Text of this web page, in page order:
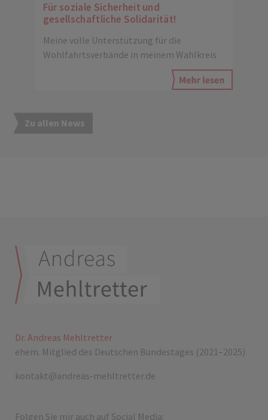
Für soziale Sicherheit und
gesellschaftliche Solidarität!
Meine volle Unterstützung für die
Wohlfahrtsverbände in meinem Wahlkreis
Zu allen News
Dr. Andreas Mehltretter
ehem. Mitglied des Deutschen Bundestages (2021–2025)
kontakt@andreas-mehltretter.de
Folgen Sie mir auch auf Social Media: